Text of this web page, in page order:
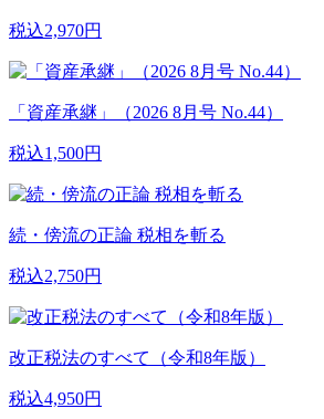
税込2,970円
「資産承継」（2026 8月号 No.44）
税込1,500円
続・傍流の正論 税相を斬る
税込2,750円
改正税法のすべて（令和8年版）
税込4,950円